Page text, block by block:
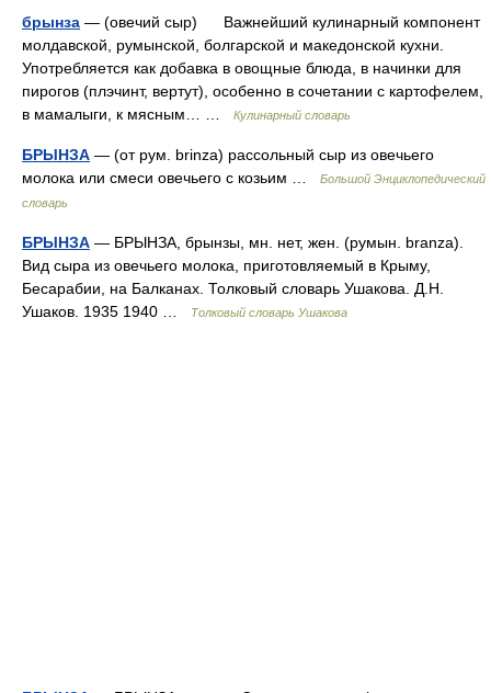
брынза — (овечий сыр) Важнейший кулинарный компонент
молдавской, румынской, болгарской и македонской кухни.
Употребляется как добавка в овощные блюда, в начинки для
пирогов (плэчинт, вертут), особенно в сочетании с картофелем,
в мамалыги, к мясным… …
Кулинарный словарь
БРЫНЗА — (от рум. brinza) рассольный сыр из овечьего
молока или смеси овечьего с козьим …
Большой Энциклопедический
словарь
БРЫНЗА — БРЫНЗА, брынзы, мн. нет, жен. (румын. branza).
Вид сыра из овечьего молока, приготовляемый в Крыму,
Бесарабии, на Балканах. Толковый словарь Ушакова. Д.Н.
Ушаков. 1935 1940 …
Толковый словарь Ушакова